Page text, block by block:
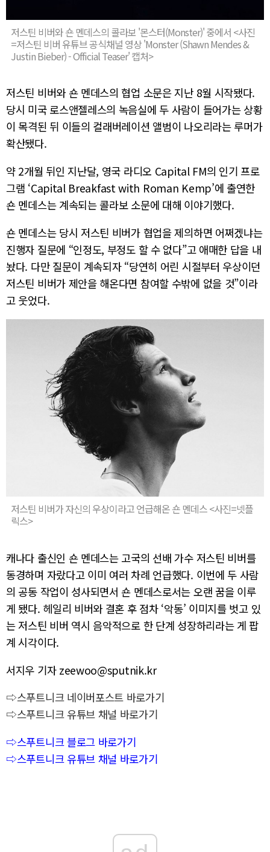
저스틴 비버와 숀 멘데스의 콜라보 '몬스터(Monster)' 중에서 <사진
=저스틴 비버 유튜브 공식채널 영상 'Monster (Shawn Mendes &
Justin Bieber) - Official Teaser' 캡처>
저스틴 비버와 숀 멘데스의 협업 소문은 지난 8월 시작됐다.
당시 미국 로스앤젤레스의 녹음실에 두 사람이 들어가는 상황
이 목격된 뒤 이들의 컬래버레이션 앨범이 나오리라는 루머가
확산됐다.
약 2개월 뒤인 지난달, 영국 라디오 Capital FM의 인기 프로
그램 ‘Capital Breakfast with Roman Kemp’에 출연한
숀 멘데스는 계속되는 콜라보 소문에 대해 이야기했다.
숀 멘데스는 당시 저스틴 비버가 협업을 제의하면 어쩌겠냐는
진행자 질문에 “인정도, 부정도 할 수 없다”고 애매한 답을 내
놨다. 다만 질문이 계속되자 “당연히 어린 시절부터 우상이던
저스틴 비버가 제안을 해온다면 참여할 수밖에 없을 것”이라
고 웃었다.
저스틴 비버가 자신의 우상이라고 언급해온 숀 멘데스 <사진=넷플
릭스>
캐나다 출신인 숀 멘데스는 고국의 선배 가수 저스틴 비버를
동경하며 자랐다고 이미 여러 차례 언급했다. 이번에 두 사람
의 공동 작업이 성사되면서 숀 멘데스로서는 오랜 꿈을 이루
게 됐다. 헤일리 비버와 결혼 후 점차 ‘악동’ 이미지를 벗고 있
는 저스틴 비버 역시 음악적으로 한 단계 성장하리라는 게 팝
계 시각이다.
서지우 기자 zeewoo@sputnik.kr
⇨스푸트니크 네이버포스트 바로가기
⇨스푸트니크 유튜브 채널 바로가기
⇨스푸트니크 블로그 바로가기
⇨스푸트니크 유튜브 채널 바로가기